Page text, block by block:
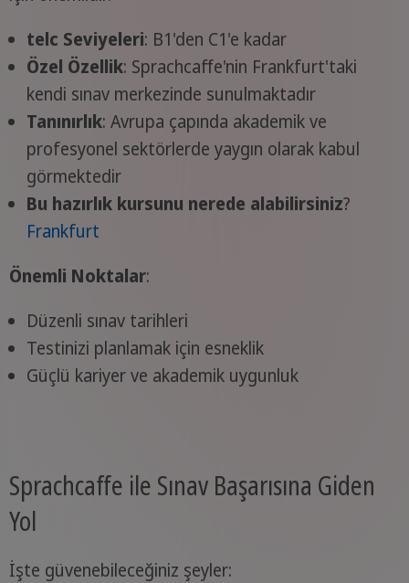
telc Seviyeleri: B1'den C1'e kadar
Özel Özellik: Sprachcaffe'nin Frankfurt'taki
kendi sınav merkezinde sunulmaktadır
Tanınırlık: Avrupa çapında akademik ve
profesyonel sektörlerde yaygın olarak kabul
görmektedir
Bu hazırlık kursunu nerede alabilirsiniz?
Frankfurt
Önemli Noktalar:
Düzenli sınav tarihleri
Testinizi planlamak için esneklik
Güçlü kariyer ve akademik uygunluk
Sprachcaffe ile Sınav Başarısına Giden
Yol
İşte güvenebileceğiniz şeyler: